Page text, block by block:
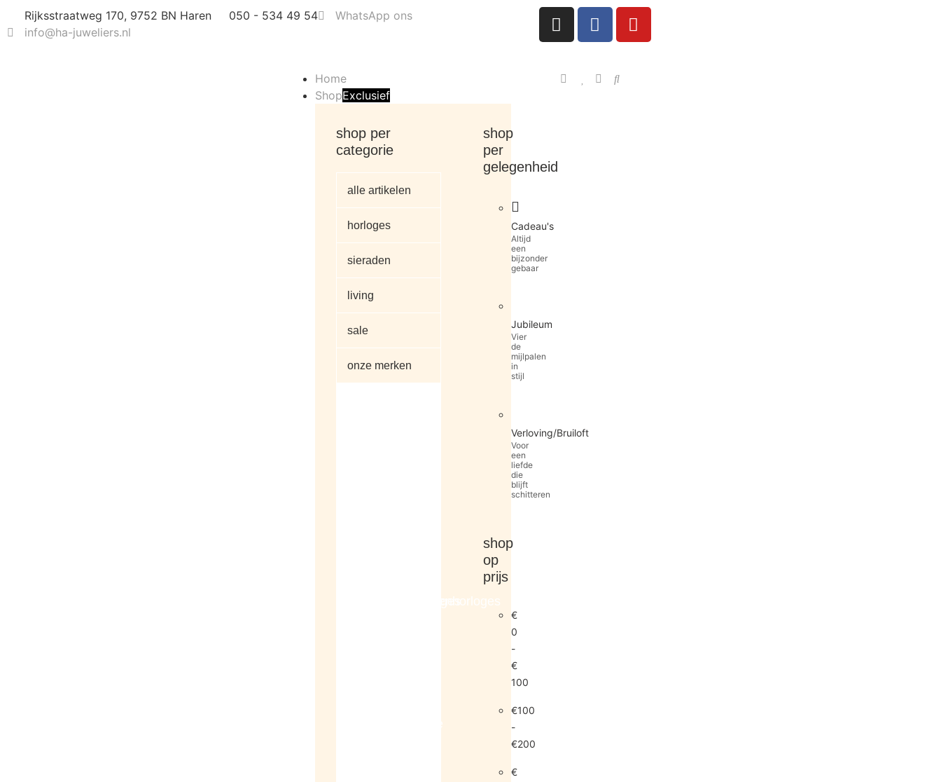
Rijksstraatweg 170, 9752 BN Haren 050 - 534 49 54
WhatsApp ons
info@ha-juweliers.nl
Home
ShopExclusief
shop per
categorie
alle artikelen
horloges
sieraden
living
sale
onze merken
dameshorlogesherenhorloges
sale
shop
per
gelegenheid
Cadeau's
Altijd
een
bijzonder
gebaar
Jubileum
Vier
de
mijlpalen
in
stijl
Verloving/Bruiloft
Voor
een
liefde
die
blijft
schitteren
shop
op
prijs
€
0
-
€
100
€100
-
€200
€